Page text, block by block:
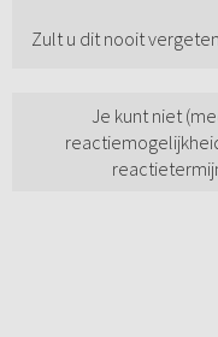
Zult u dit nooit
Je kunt niet